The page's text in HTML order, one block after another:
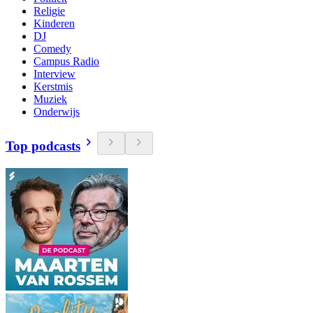
Religie
Kinderen
DJ
Comedy
Campus Radio
Interview
Kerstmis
Muziek
Onderwijs
Top podcasts